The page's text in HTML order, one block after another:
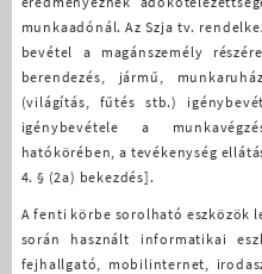
munkaadónál. Az Szja tv.
bevétel a magánszemély
berendezés, jármű,
(világítás, fűtés stb.)
igénybevétele a
hatókörében, a tevékenység
4. § (2a) bekezdés].
A fenti körbe sorolható eszközök
során használt informatikai
fejhallgató, mobilinternet,